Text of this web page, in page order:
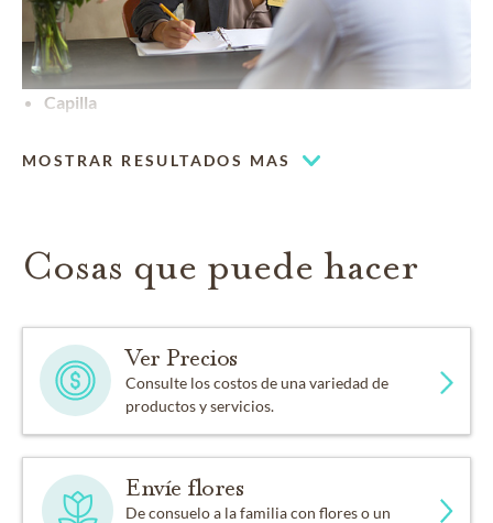
Capilla
MOSTRAR RESULTADOS MAS
Cosas que puede hacer
Ver Precios
Consulte los costos de una variedad de
productos y servicios.
Envíe flores
De consuelo a la familia con flores o un